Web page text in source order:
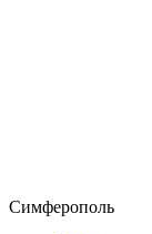
Симферополь